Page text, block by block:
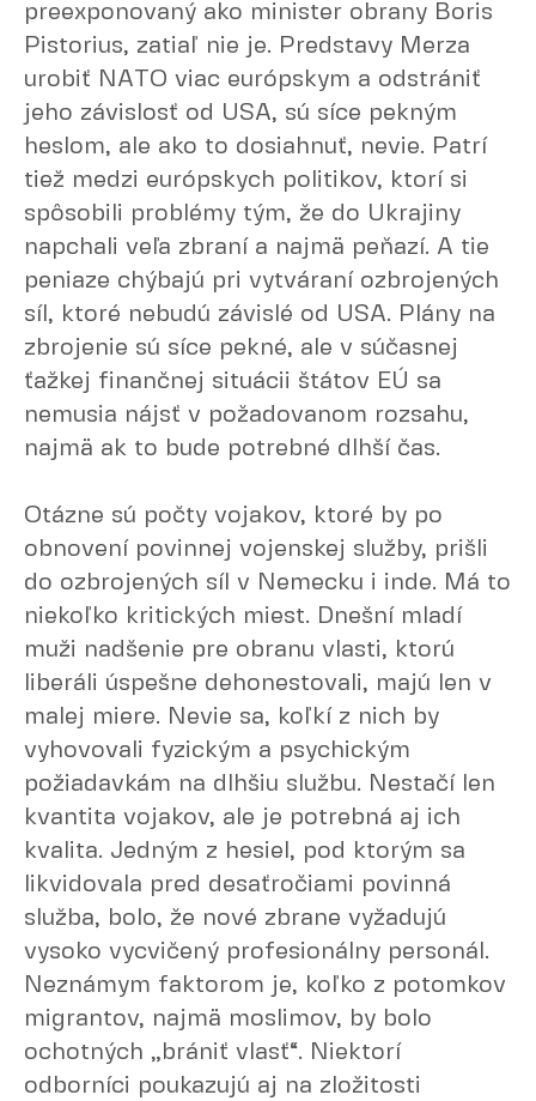
preexponovaný ako minister obrany Boris
Pistorius, zatiaľ nie je. Predstavy Merza
urobiť NATO viac európskym a odstrániť
jeho závislosť od USA, sú síce pekným
heslom, ale ako to dosiahnuť, nevie. Patrí
tiež medzi európskych politikov, ktorí si
spôsobili problémy tým, že do Ukrajiny
napchali veľa zbraní a najmä peňazí. A tie
peniaze chýbajú pri vytváraní ozbrojených
síl, ktoré nebudú závislé od USA. Plány na
zbrojenie sú síce pekné, ale v súčasnej
ťažkej finančnej situácii štátov EÚ sa
nemusia nájsť v požadovanom rozsahu,
najmä ak to bude potrebné dlhší čas.
Otázne sú počty vojakov, ktoré by po
obnovení povinnej vojenskej služby, prišli
do ozbrojených síl v Nemecku i inde. Má to
niekoľko kritických miest. Dnešní mladí
muži nadšenie pre obranu vlasti, ktorú
liberáli úspešne dehonestovali, majú len v
malej miere. Nevie sa, koľkí z nich by
vyhovovali fyzickým a psychickým
požiadavkám na dlhšiu službu. Nestačí len
kvantita vojakov, ale je potrebná aj ich
kvalita. Jedným z hesiel, pod ktorým sa
likvidovala pred desaťročiami povinná
služba, bolo, že nové zbrane vyžadujú
vysoko vycvičený profesionálny personál.
Neznámym faktorom je, koľko z potomkov
migrantov, najmä moslimov, by bolo
ochotných „brániť vlasť“. Niektorí
odborníci poukazujú aj na zložitosti